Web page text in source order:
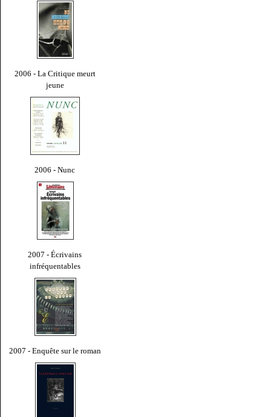
2006 - La Critique meurt
jeune
2006 - Nunc
2007 - Écrivains
infréquentables
2007 - Enquête sur le roman